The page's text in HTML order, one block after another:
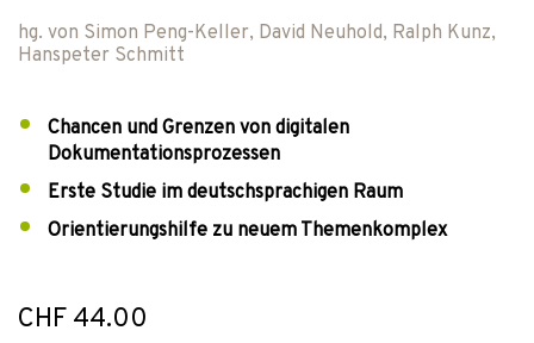
hg. von Simon Peng-Keller, David Neuhold, Ralph Kunz,
Hanspeter Schmitt
Chancen und Grenzen von digitalen
Dokumentationsprozessen
Erste Studie im deutschsprachigen Raum
Orientierungshilfe zu neuem Themenkomplex
CHF 44.00